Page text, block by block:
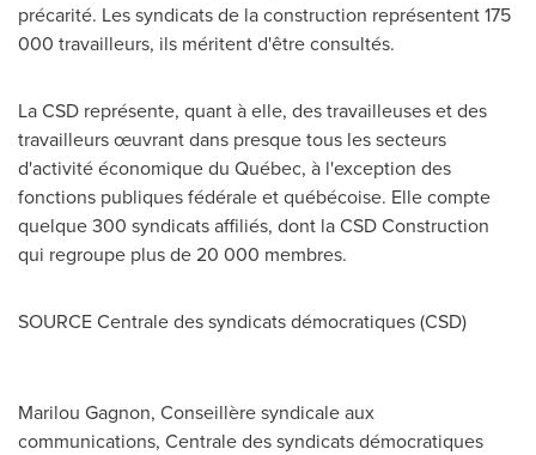
précarité. Les syndicats de la construction représentent 175
000 travailleurs, ils méritent d'être consultés.
La CSD représente, quant à elle, des travailleuses et des
travailleurs œuvrant dans presque tous les secteurs
d'activité économique du Québec, à l'exception des
fonctions publiques fédérale et québécoise. Elle compte
quelque 300 syndicats affiliés, dont la CSD Construction
qui regroupe plus de 20 000 membres.
SOURCE Centrale des syndicats démocratiques (CSD)
Marilou Gagnon, Conseillère syndicale aux
communications, Centrale des syndicats démocratiques